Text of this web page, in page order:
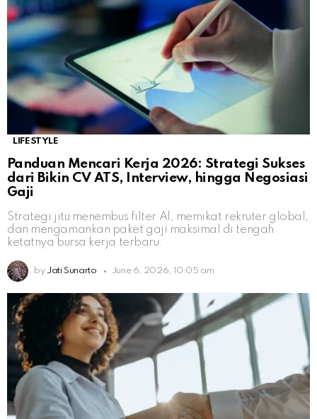
LIFESTYLE
Panduan Mencari Kerja 2026: Strategi Sukses
dari Bikin CV ATS, Interview, hingga Negosiasi
Gaji
Strategi jitu menembus filter AI, memikat rekruter global,
dan mengamankan paket gaji maksimal di tengah
ketatnya bursa kerja terbaru.
by Jati Sunarto June 6, 2026, 10:05 am